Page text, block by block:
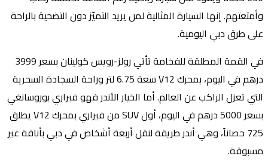
وأمتعتهم. إنها السيارة المثالية لمن يريد التميّز دون التضحية بالراحة
على طرق دبي اليومية.
في القمة المطلقة للفخامة تأتي رولز-رويس كولينان بسعر 3999
درهم في اليوم، بمحرك V12 سعة 6.75 لتر وراحة السجادة السحرية
التي تعزل الراكب عن العالم. أما الخيار الأندر فهو فيراري بوروسانغي
بسعر 5000 درهم في اليوم، أول SUV من فيراري بمحرك V12 يطلق
725 حصاناً، وهي أندر طريقة لنقل أربعة أشخاص في دبي بأناقة غير
مسبوقة.